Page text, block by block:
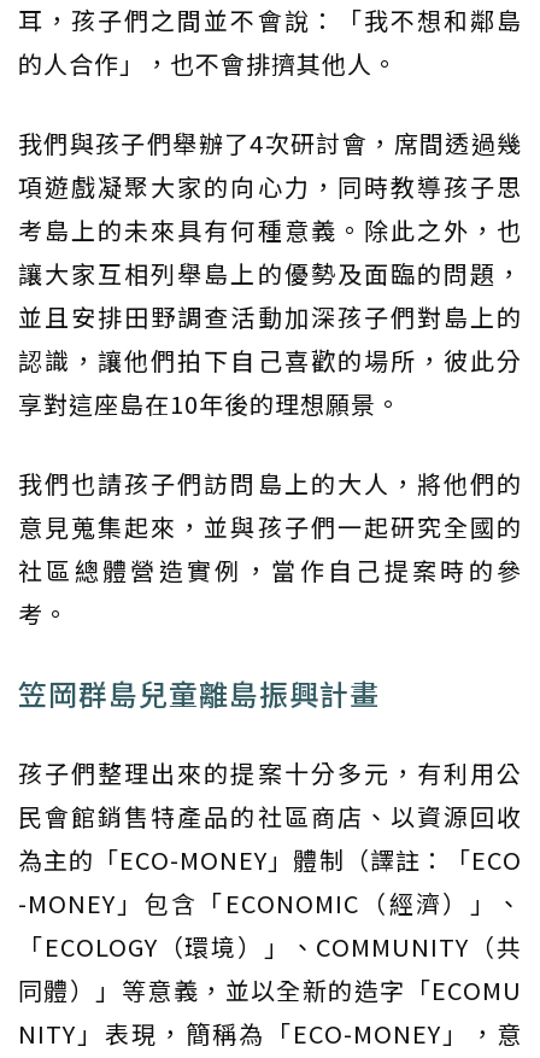
耳，孩子們之間並不會說：「我不想和鄰島
的人合作」，也不會排擠其他人。
我們與孩子們舉辦了4次研討會，席間透過幾
項遊戲凝聚大家的向心力，同時教導孩子思
考島上的未來具有何種意義。除此之外，也
讓大家互相列舉島上的優勢及面臨的問題，
並且安排田野調查活動加深孩子們對島上的
認識，讓他們拍下自己喜歡的場所，彼此分
享對這座島在10年後的理想願景。
我們也請孩子們訪問島上的大人，將他們的
意見蒐集起來，並與孩子們一起研究全國的
社區總體營造實例，當作自己提案時的參
考。
笠岡群島兒童離島振興計畫
孩子們整理出來的提案十分多元，有利用公
民會館銷售特產品的社區商店、以資源回收
為主的「ECO-MONEY」體制（譯註：「ECO
-MONEY」包含「ECONOMIC（經濟）」、
「ECOLOGY（環境）」、COMMUNITY（共
同體）」等意義，並以全新的造字「ECOMU
NITY」表現，簡稱為「ECO-MONEY」，意